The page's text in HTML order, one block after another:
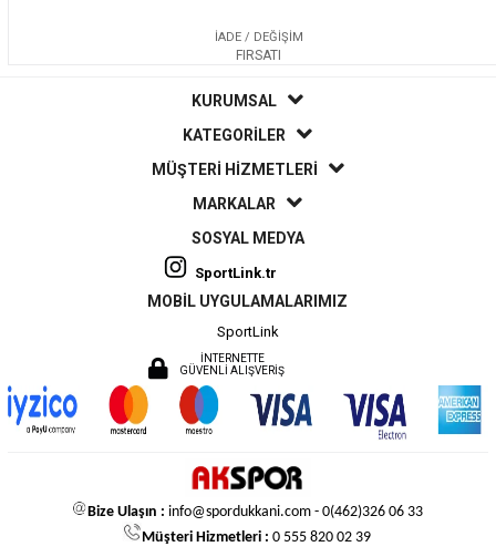
İADE / DEĞİŞİM
FIRSATI
KURUMSAL
KATEGORİLER
MÜŞTERİ HİZMETLERİ
MARKALAR
SOSYAL MEDYA
SportLink.tr
MOBİL UYGULAMALARIMIZ
SportLink
İNTERNETTE
GÜVENLİ ALIŞVERİŞ
Bize Ulaşın : info@spordukkani.com - 0(462)326 06 33
Müşteri Hizmetleri : 0 555 820 02 39